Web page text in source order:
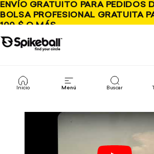
Ir al contenido
ENVÍO GRATUITO PARA PEDIDOS
BOLSA PROFESIONAL GRATUITA
100 $ O MÁS
Tienda Spikeball
Inicio Menú Buscar